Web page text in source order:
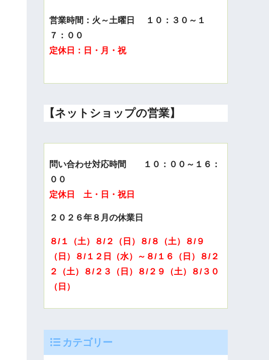
営業時間：火～土曜日 １０：３０～１
７：００
定休日：日・月・祝
【ネットショップの営業】
問い合わせ対応時間 １０：００～１６：
００
定休日 土・日・祝日
２０２６年８月の休業日
８/１（土）８/２（日）８/８（土）８/９
（日）８/１２日（水）～８/１６（日）８/２
２（土）８/２３（日）８/２９（土）８/３０
（日）
カテゴリー